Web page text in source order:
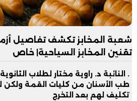
شعبة المخابز تكشف تفاصيل
تقنين المخابز السياحية| خاص
. النائبة د. راوية مختار لطلاب
طب الأسنان من كليات القمة ولكن
تكليف لهم بعد التخرج